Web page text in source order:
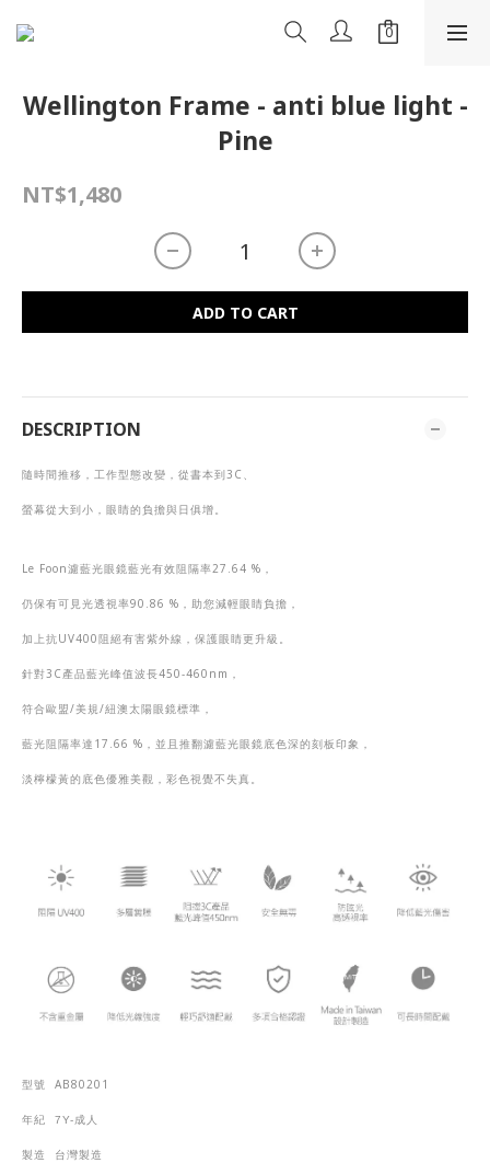
Wellington Frame - anti blue light -
Pine
NT$1,480
ADD TO CART
DESCRIPTION
隨時間推移，工作型態改變，從書本到3C 、
螢幕從大到小，眼睛的負擔與日俱增。
Le Foon濾藍光眼鏡藍光有效阻隔率27.64 % ，
仍保有可見光透視率90.86 % ，助您減輕眼睛負擔，
加上抗UV400阻絕有害紫外線，保護眼睛更升級。
針對3C 產品藍光峰值波長450-460nm ，
符合歐盟/美規/紐澳太陽眼鏡標準，
藍光阻隔率達 17.66 % ，並且推翻濾藍光眼鏡底色深的刻板印象，
淡檸檬黃的底色優雅美觀，彩色視覺不失真。
型號 AB80201
年紀 7Y-成人
製造 台灣製造